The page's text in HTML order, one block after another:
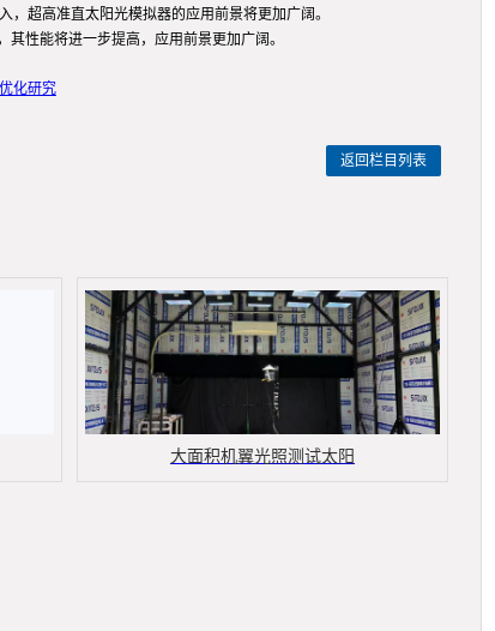
超高准直太阳光模拟器的应用前景将更加广阔。
性能将进一步提高，应用前景更加广阔。
化研究
返回栏目列表
大面积机翼光照测试太阳